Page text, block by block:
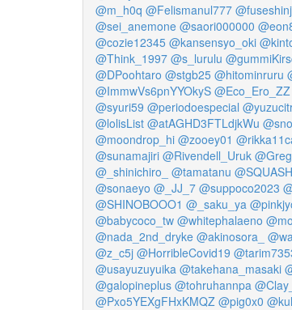
@m_h0q @Felismanul777
@sei_anemone @saori000000
@cozie12345 @kansensyo_oki
@Think_1997 @s_lurulu
@DPoohtaro @stgb25 @hitominruru
@ImmwVs6pnYYOkyS @Eco_Ero_ZZ
@syuri59 @periodoespecial
@lolisList @atAGHD3FTLdjkWu
@moondrop_hi @zooey01
@sunamajiri @Rivendell_Uruk
@_shinichiro_
@tamatanu
@sonaeyo @_JJ_7 @suppoco2023
@SHINOBOOO1 @_saku_ya
@babycoco_tw @whitephalaeno
@nada_2nd_dryke @akinosora_
@z_c5j @HorribleCovid19
@usayuzuyuika @takehana_masaki
@galopineplus @tohruhannpa
@Pxo5YEXgFHxKMQZ @pig0x0